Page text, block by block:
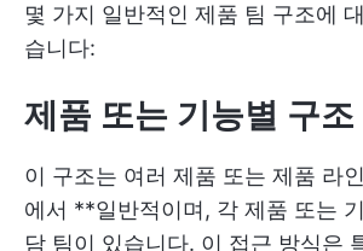
몇 가지 일반적인 제품 팀 구조에
습니다:
제품 또는 기능별 구조
이 구조는 여러 제품 또는 제품 라
에서 **일반적이며, 각 제품 또는
담 팀이 있습니다. 이 접근 방식은